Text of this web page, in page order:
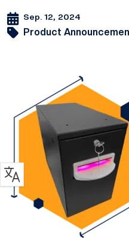
Sep. 12, 2024
Product